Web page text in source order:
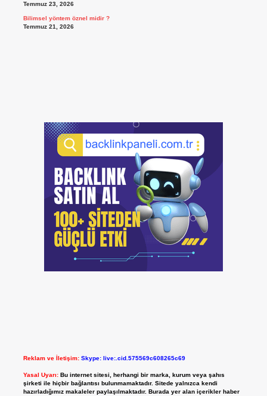
Temmuz 23, 2026
Bilimsel yöntem öznel midir ?
Temmuz 21, 2026
Reklam ve İletişim: Skype: live:.cid.575569c608265c69
Yasal Uyarı: Bu internet sitesi, herhangi bir marka, kurum veya şahıs
şirketi ile hiçbir bağlantısı bulunmamaktadır. Sitede yalnızca kendi
hazırladığımız makaleler paylaşılmaktadır. Burada yer alan içerikler haber